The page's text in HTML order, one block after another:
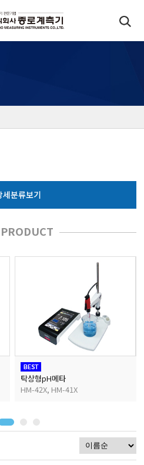
당도/농도/염도/당산도/
마이크로피펫
수분계/회전계/도막두께
현미경/확대경
색차계/광택계/조도계/
농업/임업/해양측정기
세분류보기
PRODUCT
탁상형pH메타
HM-42X, HM-41X